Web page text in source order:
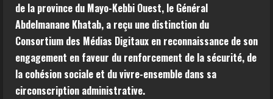
de la province du Mayo-Kebbi Ouest, le Général
Abdelmanane Khatab, a reçu une distinction du
Consortium des Médias Digitaux en reconnaissance de son
engagement en faveur du renforcement de la sécurité, de
la cohésion sociale et du vivre-ensemble dans sa
circonscription administrative.